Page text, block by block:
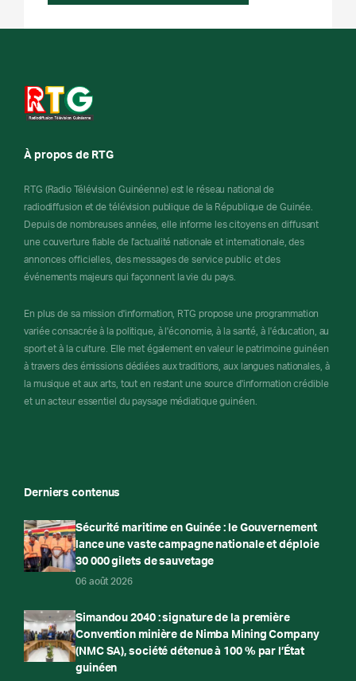
À propos de RTG
RTG (Radio Télévision Guinéenne) est le réseau national de
radiodiffusion et de télévision publique de la République de Guinée.
Depuis de nombreuses années, elle informe les citoyens en diffusant
une couverture fiable de l'actualité nationale et internationale, des
annonces officielles, des messages de service public et des
événements majeurs qui façonnent la vie du pays.
En plus de sa mission d'information, RTG propose une programmation
variée consacrée à la politique, à l'économie, à la santé, à l'éducation, au
sport et à la culture. Elle met également en valeur le patrimoine guinéen
à travers des émissions dédiées aux traditions, aux langues nationales, à
la musique et aux arts, tout en restant une source d'information crédible
et un acteur essentiel du paysage médiatique guinéen.
Derniers contenus
Sécurité maritime en Guinée : le Gouvernement
lance une vaste campagne nationale et déploie
30 000 gilets de sauvetage
06 août 2026
Simandou 2040 : signature de la première
Convention minière de Nimba Mining Company
(NMC SA), société détenue à 100 % par l’État
guinéen